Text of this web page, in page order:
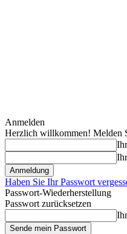
Anmelden
Herzlich willkommen! Melden
Haben Sie Ihr Passwort
Passwort-Wiederherstellung
Passwort zurücksetzen